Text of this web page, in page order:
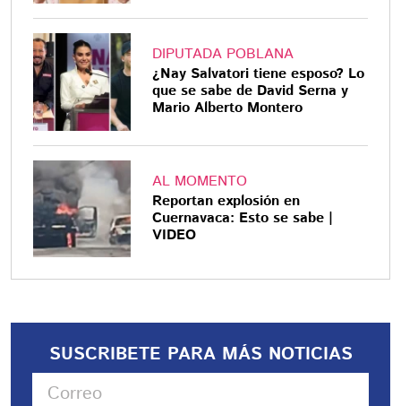
DIPUTADA POBLANA
¿Nay Salvatori tiene esposo? Lo
que se sabe de David Serna y
Mario Alberto Montero
AL MOMENTO
Reportan explosión en
Cuernavaca: Esto se sabe |
VIDEO
SUSCRIBETE PARA MÁS NOTICIAS